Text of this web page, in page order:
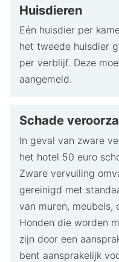
Huisdieren
Eén huisdier per
het tweede huisdier
per verblijf. Deze
aangemeld.
Schade
In geval van zware
het hotel 50 euro
Zware vervuiling
gereinigd met
van muren, meubels,
Honden die worden
zijn door een
bent aansprakelijk